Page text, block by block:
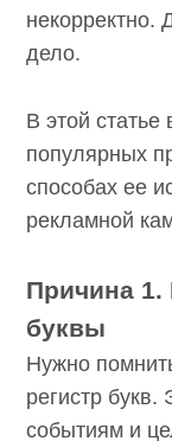
самых
статистики и
окончания
буквы
Нужно
различает
UTM-меткам,
данные